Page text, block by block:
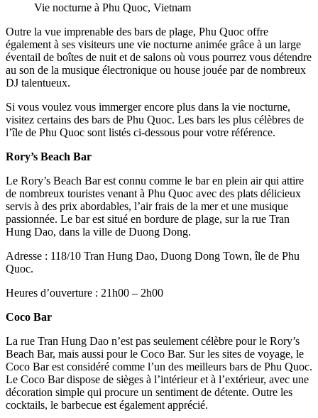
Vie nocturne à Phu Quoc, Vietnam
Outre la vue imprenable des bars de plage, Phu Quoc offre
également à ses visiteurs une vie nocturne animée grâce à un large
éventail de boîtes de nuit et de salons où vous pourrez vous détendre
au son de la musique électronique ou house jouée par de nombreux
DJ talentueux.
Si vous voulez vous immerger encore plus dans la vie nocturne,
visitez certains des bars de Phu Quoc. Les bars les plus célèbres de
l’île de Phu Quoc sont listés ci-dessous pour votre référence.
Rory’s Beach Bar
Le Rory’s Beach Bar est connu comme le bar en plein air qui attire
de nombreux touristes venant à Phu Quoc avec des plats délicieux
servis à des prix abordables, l’air frais de la mer et une musique
passionnée. Le bar est situé en bordure de plage, sur la rue Tran
Hung Dao, dans la ville de Duong Dong.
Adresse : 118/10 Tran Hung Dao, Duong Dong Town, île de Phu
Quoc.
Heures d’ouverture : 21h00 – 2h00
Coco Bar
La rue Tran Hung Dao n’est pas seulement célèbre pour le Rory’s
Beach Bar, mais aussi pour le Coco Bar. Sur les sites de voyage, le
Coco Bar est considéré comme l’un des meilleurs bars de Phu Quoc.
Le Coco Bar dispose de sièges à l’intérieur et à l’extérieur, avec une
décoration simple qui procure un sentiment de détente. Outre les
cocktails, le barbecue est également apprécié.